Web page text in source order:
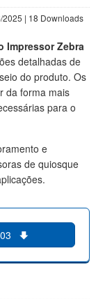
2025 | 18 Downloads
Impressor Zebra
detalhadas de
do produto. Os
da forma mais
para o
e
de quiosque